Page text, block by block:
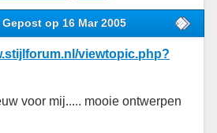
op 16 Mar 2005
viewtopic.php?
voor mij..... mooie ontwerpen